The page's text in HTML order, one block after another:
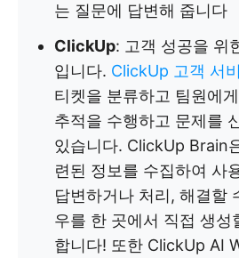
는 질문에 답변해 줍니다
ClickUp: 고객 성공을 위
입니다. ClickUp 고객 서
티켓을 분류하고 팀원에
추적을 수행하고 문제를
있습니다. ClickUp Brain
련된 정보를 수집하여 사
답변하거나 처리, 해결할
우를 한 곳에서 직접 생성
합니다! 또한 ClickUp AI